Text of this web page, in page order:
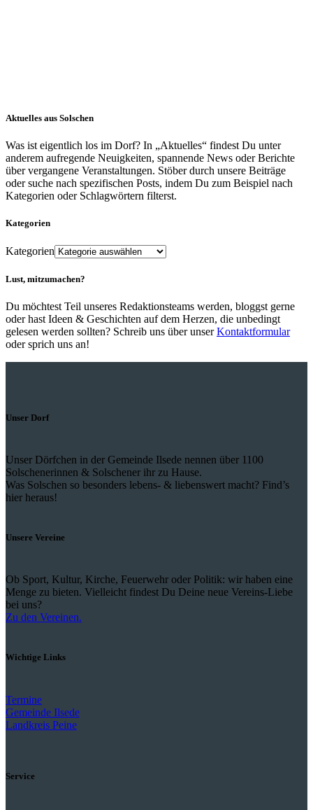
Aktuelles aus Solschen
Was ist eigentlich los im Dorf? In „Aktuelles“ findest Du unter
anderem aufregende Neuigkeiten, spannende News oder Berichte
über vergangene Veranstaltungen. Stöber durch unsere Beiträge
oder suche nach spezifischen Posts, indem Du zum Beispiel nach
Kategorien oder Schlagwörtern filterst.
Kategorien
Kategorien
Lust, mitzumachen?
Du möchtest Teil unseres Redaktionsteams werden, bloggst gerne
oder hast Ideen & Geschichten auf dem Herzen, die unbedingt
gelesen werden sollten? Schreib uns über unserKontaktformular
oder sprich uns an!
Unser Dorf
Unser Dörfchen in der Gemeinde Ilsede nennen über 1100
Solschenerinnen & Solschener ihr zu Hause.
Was Solschen so besonders lebens- & liebenswert macht? Find’s
hier heraus!
Unsere Vereine
Ob Sport, Kultur, Kirche, Feuerwehr oder Politik: wir haben eine
Menge zu bieten. Vielleicht findest Du Deine neue Vereins-Liebe
bei uns?
Zu den Vereinen.
Wichtige Links
Termine
Gemeinde Ilsede
Landkreis Peine
Service